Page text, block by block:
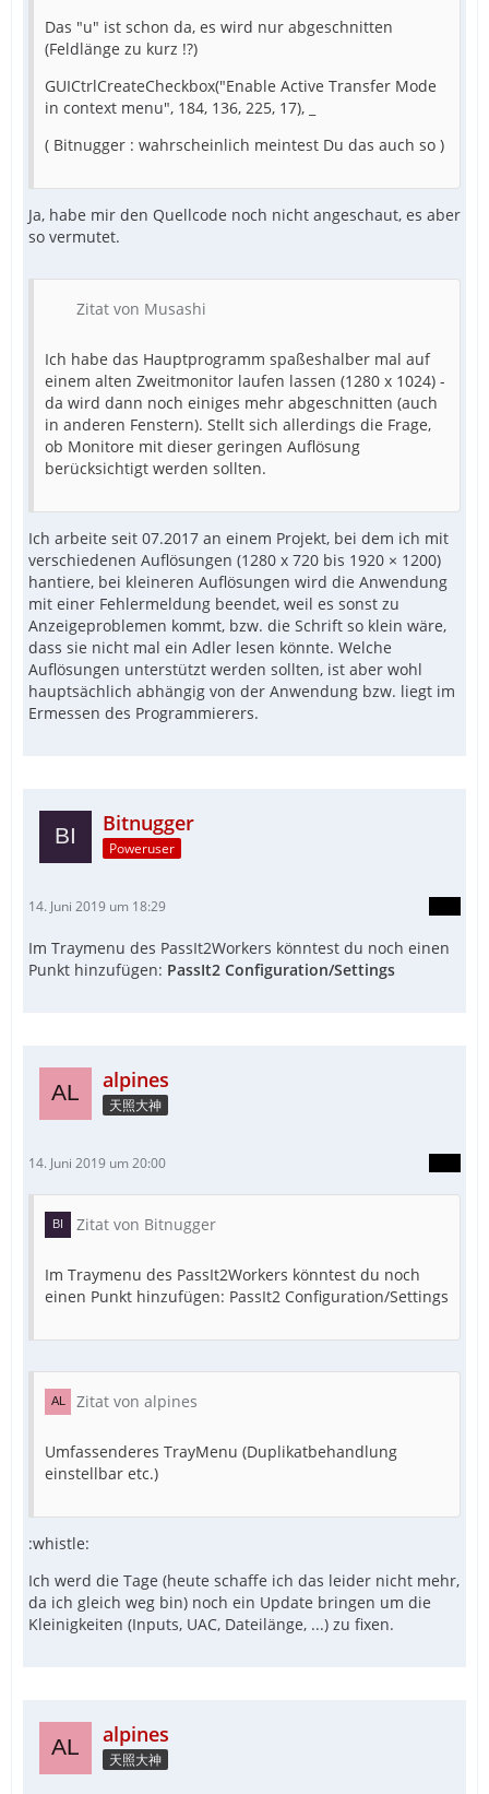
Das "u" ist schon da, es wird nur abgeschnitten
(Feldlänge zu kurz !?)
GUICtrlCreateCheckbox("Enable Active Transfer Mode
in context menu", 184, 136, 225, 17), _
( Bitnugger : wahrscheinlich meintest Du das auch so )
Ja, habe mir den Quellcode noch nicht angeschaut, es aber
so vermutet.
Zitat von Musashi
Ich habe das Hauptprogramm spaßeshalber mal auf
einem alten Zweitmonitor laufen lassen (1280 x 1024) -
da wird dann noch einiges mehr abgeschnitten (auch
in anderen Fenstern). Stellt sich allerdings die Frage,
ob Monitore mit dieser geringen Auflösung
berücksichtigt werden sollten.
Ich arbeite seit 07.2017 an einem Projekt, bei dem ich mit
verschiedenen Auflösungen (1280 x 720 bis 1920 × 1200)
hantiere, bei kleineren Auflösungen wird die Anwendung
mit einer Fehlermeldung beendet, weil es sonst zu
Anzeigeproblemen kommt, bzw. die Schrift so klein wäre,
dass sie nicht mal ein Adler lesen könnte. Welche
Auflösungen unterstützt werden sollten, ist aber wohl
hauptsächlich abhängig von der Anwendung bzw. liegt im
Ermessen des Programmierers.
Bitnugger
Poweruser
14. Juni 2019 um 18:29
Im Traymenu des PassIt2Workers könntest du noch einen
Punkt hinzufügen: PassIt2 Configuration/Settings
alpines
天照大神
14. Juni 2019 um 20:00
Zitat von Bitnugger
Im Traymenu des PassIt2Workers könntest du noch
einen Punkt hinzufügen: PassIt2 Configuration/Settings
Zitat von alpines
Umfassenderes TrayMenu (Duplikatbehandlung
einstellbar etc.)
:whistle:
Ich werd die Tage (heute schaffe ich das leider nicht mehr,
da ich gleich weg bin) noch ein Update bringen um die
Kleinigkeiten (Inputs, UAC, Dateilänge, ...) zu fixen.
alpines
天照大神